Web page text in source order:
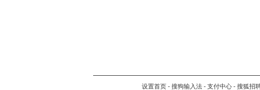
设置首页 - 搜狗输入法 - 支付中心 - 搜狐招